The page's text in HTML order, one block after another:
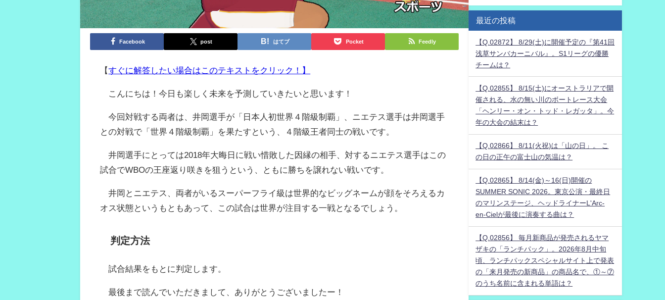
Facebook post はてブ Pocket Feedly
【すぐに解答したい場合はこのテキストをクリック！】
こんにちは！今日も楽しく未来を予測していきたいと思います！
今回対戦する両者は、井岡選手が「日本人初世界４階級制覇」、ニエテス選手は井岡選手
との対戦で「世界４階級制覇」を果たすという、４階級王者同士の戦いです。
井岡選手にとっては2018年大晦日に戦い惜敗した因縁の相手、対するニエテス選手はこの
試合でWBOの王座返り咲きを狙うという、ともに勝ちを譲れない戦いです。
井岡とニエテス、両者がいるスーパーフライ級は世界的なビッグネームが顔をそろえるカ
オス状態というもともあって、この試合は世界が注目する一戦となるでしょう。
判定方法
試合結果をもとに判定します。
最後まで読んでいただきまして、ありがとうございましたー！
最近の投稿
【Q.02872】 8/29(土)に開催予定の『第41回
浅草サンバカーニバル』。S1リーグの優勝
チームは？
【Q.02855】 8/15(土)にオーストラリアで開
催される、水の無い川のボートレース大会
「ヘンリー・オン・トッド・レガッタ」。今
年の大会の結末は？
【Q.02866】 8/11(火祝)は「山の日」。 こ
の日の正午の富士山の気温は？
【Q.02865】 8/14(金)～16(日)開催の
SUMMER SONIC 2026。東京公演・最終日
のマリンステージ、ヘッドライナーL'Arc-
en-Cielが最後に演奏する曲は？
【Q.02856】 毎月新商品が発売されるヤマ
ザキの「ランチパック」。2026年8月中旬
頃、ランチパックスペシャルサイト上で発表
の「来月発売の新商品」の商品名で、①～⑦
のうち名前に含まれる単語は？